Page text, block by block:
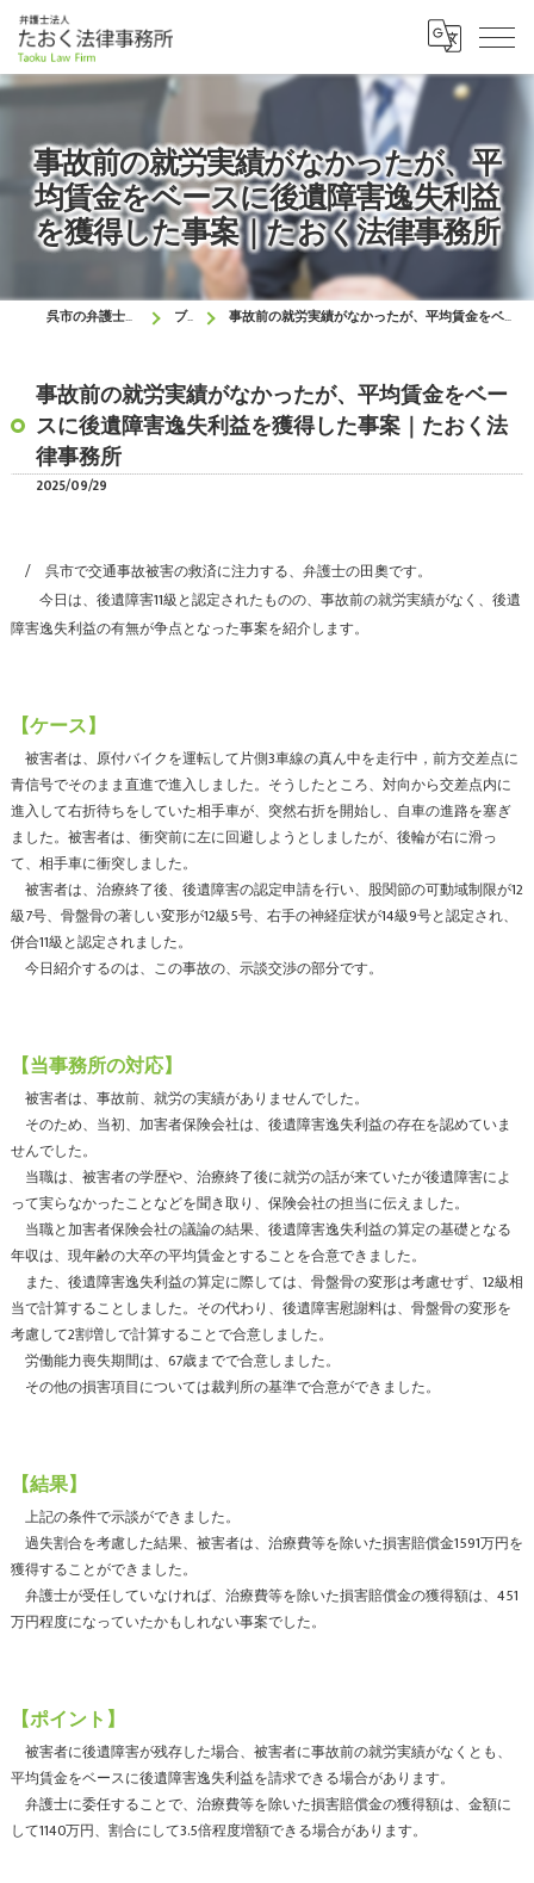
事故前の就労実績がなかったが、平
均賃金をベースに後遺障害逸失利益
を獲得した事案｜たおく法律事務所
呉市の弁護士はたおく法律事務所 ブログ 事故前の就労実績がなかったが、平均賃金をベースに後遺障害逸失利益を獲得した事案｜たおく法律事務所
事故前の就労実績がなかったが、平均賃金をベー
スに後遺障害逸失利益を獲得した事案｜たおく法
律事務所
2025/09/29
呉市で交通事故被害の救済に注力する、弁護士の田奧です。
今日は、後遺障害11級と認定されたものの、事故前の就労実績がなく、後遺
障害逸失利益の有無が争点となった事案を紹介します。
【ケース】
被害者は、原付バイクを運転して片側3車線の真ん中を走行中，前方交差点に
青信号でそのまま直進で進入しました。そうしたところ、対向から交差点内に
進入して右折待ちをしていた相手車が、突然右折を開始し、自車の進路を塞ぎ
ました。被害者は、衝突前に左に回避しようとしましたが、後輪が右に滑っ
て、相手車に衝突しました。
被害者は、治療終了後、後遺障害の認定申請を行い、股関節の可動域制限が12
級7号、骨盤骨の著しい変形が12級5号、右手の神経症状が14級9号と認定され、
併合11級と認定されました。
今日紹介するのは、この事故の、示談交渉の部分です。
【当事務所の対応】
被害者は、事故前、就労の実績がありませんでした。
そのため、当初、加害者保険会社は、後遺障害逸失利益の存在を認めていま
せんでした。
当職は、被害者の学歴や、治療終了後に就労の話が来ていたが後遺障害によ
って実らなかったことなどを聞き取り、保険会社の担当に伝えました。
当職と加害者保険会社の議論の結果、後遺障害逸失利益の算定の基礎となる
年収は、現年齢の大卒の平均賃金とすることを合意できました。
また、後遺障害逸失利益の算定に際しては、骨盤骨の変形は考慮せず、12級相
当で計算することしました。その代わり、後遺障害慰謝料は、骨盤骨の変形を
考慮して2割増しで計算することで合意しました。
労働能力喪失期間は、67歳までで合意しました。
その他の損害項目については裁判所の基準で合意ができました。
【結果】
上記の条件で示談ができました。
過失割合を考慮した結果、被害者は、治療費等を除いた損害賠償金1591万円を
獲得することができました。
弁護士が受任していなければ、治療費等を除いた損害賠償金の獲得額は、451
万円程度になっていたかもしれない事案でした。
【ポイント】
被害者に後遺障害が残存した場合、被害者に事故前の就労実績がなくとも、
平均賃金をベースに後遺障害逸失利益を請求できる場合があります。
弁護士に委任することで、治療費等を除いた損害賠償金の獲得額は、金額に
して1140万円、割合にして3.5倍程度増額できる場合があります。